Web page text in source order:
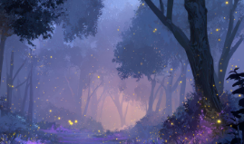
دنبال زیبایی الهام‌گرفته از طبیعت هستند.